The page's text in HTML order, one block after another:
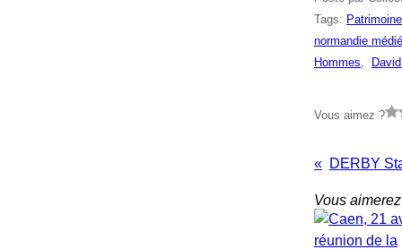
Tags: Patrimoine
normandie
Hommes,
Vous aimez ?
Vous